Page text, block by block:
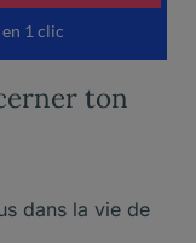
ton
dans la vie de